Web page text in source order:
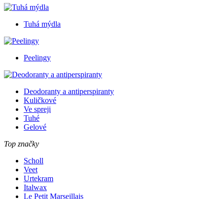
Tuhá mýdla
Peelingy
Deodoranty a antiperspiranty
Kuličkové
Ve spreji
Tuhé
Gelové
Top značky
Scholl
Veet
Urtekram
Italwax
Le Petit Marseillais